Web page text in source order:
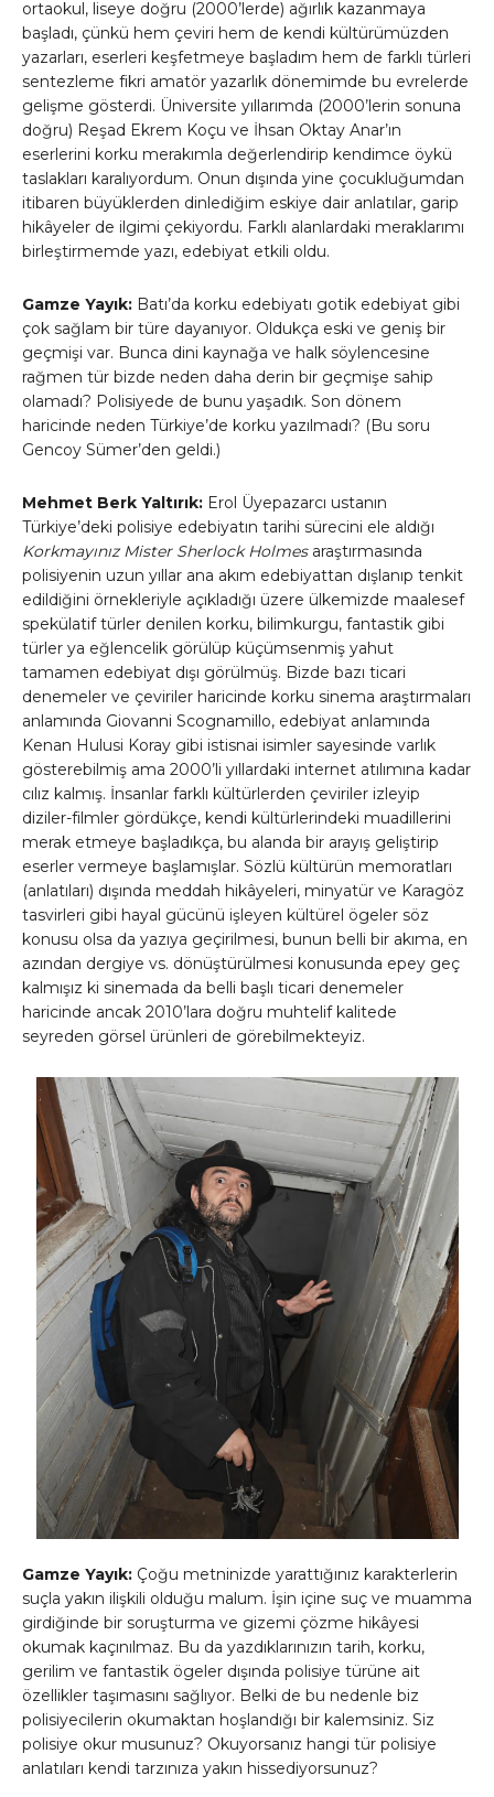
ortaokul, liseye doğru (2000’lerde) ağırlık kazanmaya
başladı, çünkü hem çeviri hem de kendi kültürümüzden
yazarları, eserleri keşfetmeye başladım hem de farklı türleri
sentezleme fikri amatör yazarlık dönemimde bu evrelerde
gelişme gösterdi. Üniversite yıllarımda (2000’lerin sonuna
doğru) Reşad Ekrem Koçu ve İhsan Oktay Anar’ın
eserlerini korku merakımla değerlendirip kendimce öykü
taslakları karalıyordum. Onun dışında yine çocukluğumdan
itibaren büyüklerden dinlediğim eskiye dair anlatılar, garip
hikâyeler de ilgimi çekiyordu. Farklı alanlardaki meraklarımı
birleştirmemde yazı, edebiyat etkili oldu.
Gamze Yayık: Batı’da korku edebiyatı gotik edebiyat gibi
çok sağlam bir türe dayanıyor. Oldukça eski ve geniş bir
geçmişi var. Bunca dini kaynağa ve halk söylencesine
rağmen tür bizde neden daha derin bir geçmişe sahip
olamadı? Polisiyede de bunu yaşadık. Son dönem
haricinde neden Türkiye’de korku yazılmadı? (Bu soru
Gencoy Sümer’den geldi.)
Mehmet Berk Yaltırık: Erol Üyepazarcı ustanın
Türkiye’deki polisiye edebiyatın tarihi sürecini ele aldığı
Korkmayınız Mister Sherlock Holmesaraştırmasında
polisiyenin uzun yıllar ana akım edebiyattan dışlanıp tenkit
edildiğini örnekleriyle açıkladığı üzere ülkemizde maalesef
spekülatif türler denilen korku, bilimkurgu, fantastik gibi
türler ya eğlencelik görülüp küçümsenmiş yahut
tamamen edebiyat dışı görülmüş. Bizde bazı ticari
denemeler ve çeviriler haricinde korku sinema araştırmaları
anlamında Giovanni Scognamillo, edebiyat anlamında
Kenan Hulusi Koray gibi istisnai isimler sayesinde varlık
gösterebilmiş ama 2000’li yıllardaki internet atılımına kadar
cılız kalmış. İnsanlar farklı kültürlerden çeviriler izleyip
diziler-filmler gördükçe, kendi kültürlerindeki muadillerini
merak etmeye başladıkça, bu alanda bir arayış geliştirip
eserler vermeye başlamışlar. Sözlü kültürün memoratları
(anlatıları) dışında meddah hikâyeleri, minyatür ve Karagöz
tasvirleri gibi hayal gücünü işleyen kültürel ögeler söz
konusu olsa da yazıya geçirilmesi, bunun belli bir akıma, en
azından dergiye vs. dönüştürülmesi konusunda epey geç
kalmışız ki sinemada da belli başlı ticari denemeler
haricinde ancak 2010’lara doğru muhtelif kalitede
seyreden görsel ürünleri de görebilmekteyiz.
Gamze Yayık: Çoğu metninizde yarattığınız karakterlerin
suçla yakın ilişkili olduğu malum. İşin içine suç ve muamma
girdiğinde bir soruşturma ve gizemi çözme hikâyesi
okumak kaçınılmaz. Bu da yazdıklarınızın tarih, korku,
gerilim ve fantastik ögeler dışında polisiye türüne ait
özellikler taşımasını sağlıyor. Belki de bu nedenle biz
polisiyecilerin okumaktan hoşlandığı bir kalemsiniz. Siz
polisiye okur musunuz? Okuyorsanız hangi tür polisiye
anlatıları kendi tarzınıza yakın hissediyorsunuz?